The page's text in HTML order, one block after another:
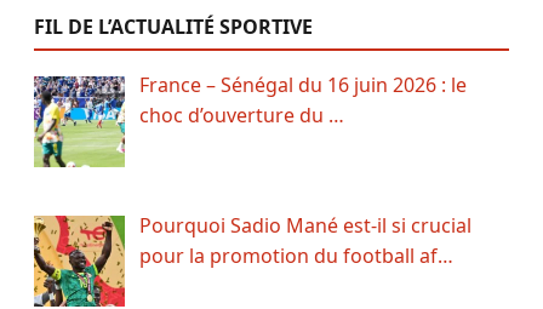
FIL DE L’ACTUALITÉ SPORTIVE
France – Sénégal du 16 juin 2026 : le
choc d’ouverture du …
Pourquoi Sadio Mané est-il si crucial
pour la promotion du football af…